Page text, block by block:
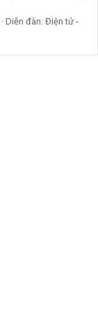
Diễn đàn: Điện tử -